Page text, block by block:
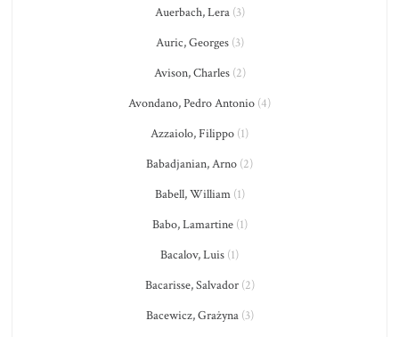
Auerbach, Lera(3)
Auric, Georges(3)
Avison, Charles(2)
Avondano, Pedro Antonio (4)
Azzaiolo, Filippo (1)
Babadjanian, Arno (2)
Babell, William(1)
Babo, Lamartine(1)
Bacalov, Luis (1)
Bacarisse, Salvador(2)
Bacewicz, Grażyna(3)